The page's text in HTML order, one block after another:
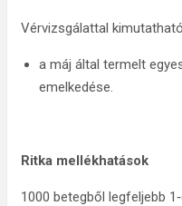
Vérvizsgálattal
a máj által termelt
emelkedése.
Ritka mellékhatások
1000 betegből legfeljebb